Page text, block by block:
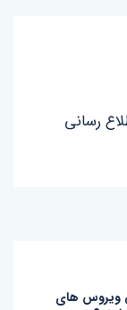
رسانی
ویروس های